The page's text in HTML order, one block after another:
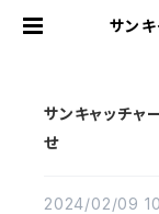
サン
サンキャッチャ
せ
2024/02/09